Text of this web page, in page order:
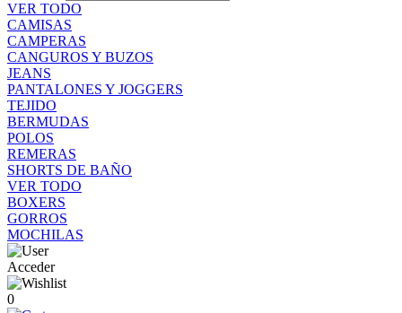
VER TODO
CAMISAS
CAMPERAS
CANGUROS Y BUZOS
JEANS
PANTALONES Y JOGGERS
TEJIDO
BERMUDAS
POLOS
REMERAS
SHORTS DE BAÑO
VER TODO
BOXERS
GORROS
MOCHILAS
Acceder
0